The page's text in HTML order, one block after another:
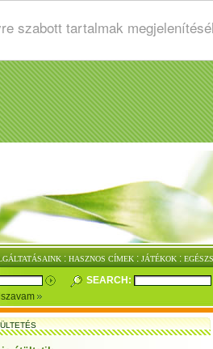
szabott tartalmak
: HASZNOS CÍMEK : JÁTÉKOK :
SEARCH: